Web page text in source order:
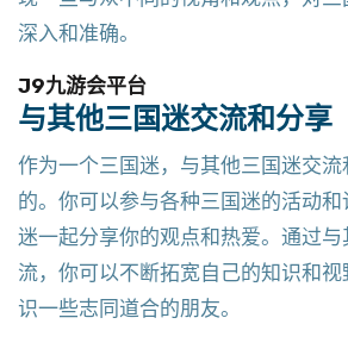
深入和准确。
J9九游会平台
与其他三国迷交流和分享
作为一个三国迷，与其他三国迷交
的。你可以参与各种三国迷的活动
迷一起分享你的观点和热爱。通过
流，你可以不断拓宽自己的知识和
识一些志同道合的朋友。